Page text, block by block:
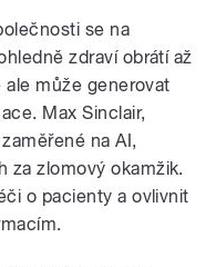
se na
zdraví obrátí až
může generovat
Max Sinclair,
na AI,
za zlomový okamžik.
o pacienty a ovlivnit